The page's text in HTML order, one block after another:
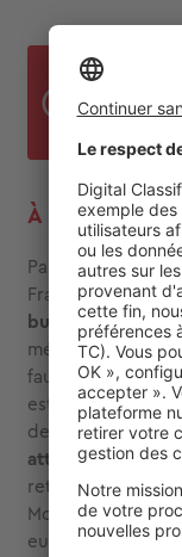
le loyer
À Nice,
Parmi les villes
France), nous
budget
métropole
faut compter 476
est sensiblement
de kilomètres de
atteint 20,8 €/m²
retrouvons
Montpellier (21,7
euros).